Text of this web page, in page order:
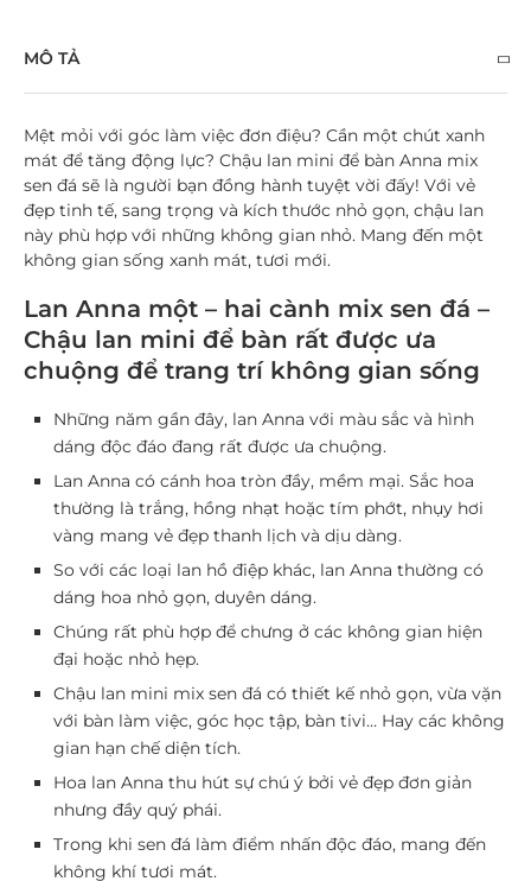
MÔ TẢ
Mệt mỏi với góc làm việc đơn điệu? Cần một chút xanh
mát để tăng động lực? Chậu lan mini để bàn Anna mix
sen đá sẽ là người bạn đồng hành tuyệt vời đấy! Với vẻ
đẹp tinh tế, sang trọng và kích thước nhỏ gọn, chậu lan
này phù hợp với những không gian nhỏ. Mang đến một
không gian sống xanh mát, tươi mới.
Lan Anna một – hai cành mix sen đá –
Chậu lan mini để bàn rất được ưa
chuộng để trang trí không gian sống
Những năm gần đây, lan Anna với màu sắc và hình
dáng độc đáo đang rất được ưa chuộng.
Lan Anna có cánh hoa tròn đầy, mềm mại. Sắc hoa
thường là trắng, hồng nhạt hoặc tím phớt, nhụy hơi
vàng mang vẻ đẹp thanh lịch và dịu dàng.
So với các loại lan hồ điệp khác, lan Anna thường có
dáng hoa nhỏ gọn, duyên dáng.
Chúng rất phù hợp để chưng ở các không gian hiện
đại hoặc nhỏ hẹp.
Chậu lan mini mix sen đá có thiết kế nhỏ gọn, vừa vặn
với bàn làm việc, góc học tập, bàn tivi… Hay các không
gian hạn chế diện tích.
Hoa lan Anna thu hút sự chú ý bởi vẻ đẹp đơn giản
nhưng đầy quý phái.
Trong khi sen đá làm điểm nhấn độc đáo, mang đến
không khí tươi mát.